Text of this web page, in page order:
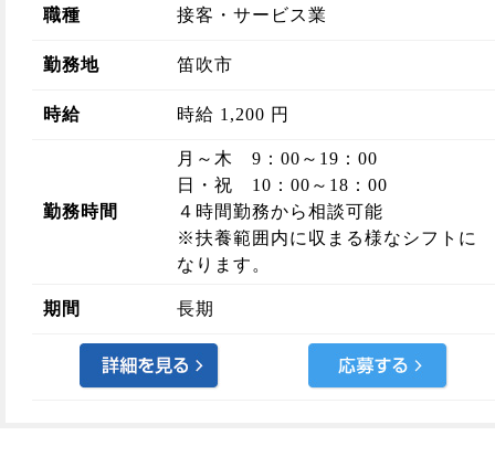
職種 接客・サービス業
勤務地 笛吹市
時給 時給 1,200 円
勤務時間
月～木 9：00～19：00
日・祝 10：00～18：00
４時間勤務から相談可能
※扶養範囲内に収まる様なシフトに
なります。
期間 長期